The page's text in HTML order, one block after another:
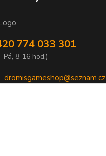
774 033 301
Pá, 8-16 hod.)
dromisgameshop@seznam.cz